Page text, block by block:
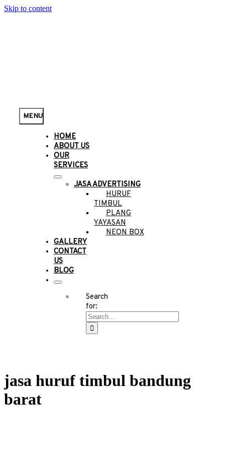
Skip to content
MENU
HOME
ABOUT US
OUR
SERVICES
JASA ADVERTISING
HURUF
TIMBUL
PLANG
YAYASAN
NEON BOX
GALLERY
CONTACT
US
BLOG
Search
for:
jasa huruf timbul bandung
barat